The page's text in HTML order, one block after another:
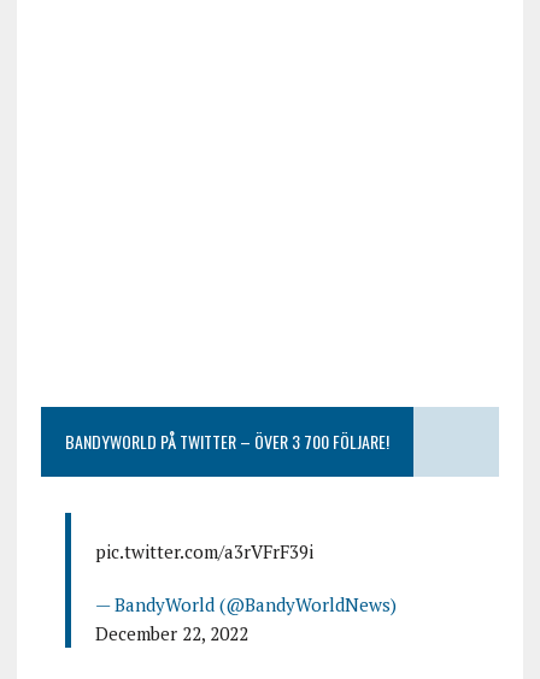
BANDYWORLD PÅ TWITTER – ÖVER 3 700 FÖLJARE!
pic.twitter.com/a3rVFrF39i
— BandyWorld (@BandyWorldNews)
December 22, 2022